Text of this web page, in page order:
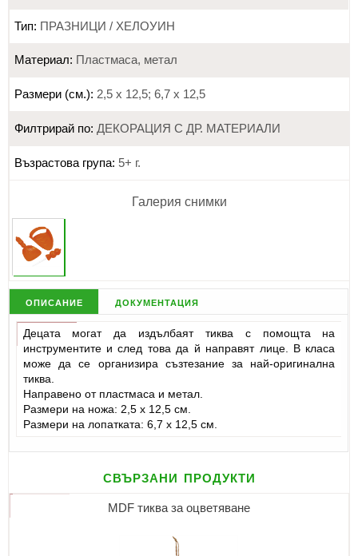
Тип: ПРАЗНИЦИ / ХЕЛОУИН
Материал: Пластмаса, метал
Размери (см.): 2,5 х 12,5; 6,7 х 12,5
Филтрирай по: ДЕКОРАЦИЯ С ДР. МАТЕРИАЛИ
Възрастова група: 5+ г.
Галерия снимки
описание документация
Децата могат да издълбаят тиква с помощта на
инструментите и след това да й направят лице. В класа
може да се организира съзтезание за най-оригинална
тиква.
Направено от пластмаса и метал.
Размери на ножа: 2,5 х 12,5 см.
Размери на лопатката: 6,7 х 12,5 см.
свързани продукти
MDF тиква за оцветяване